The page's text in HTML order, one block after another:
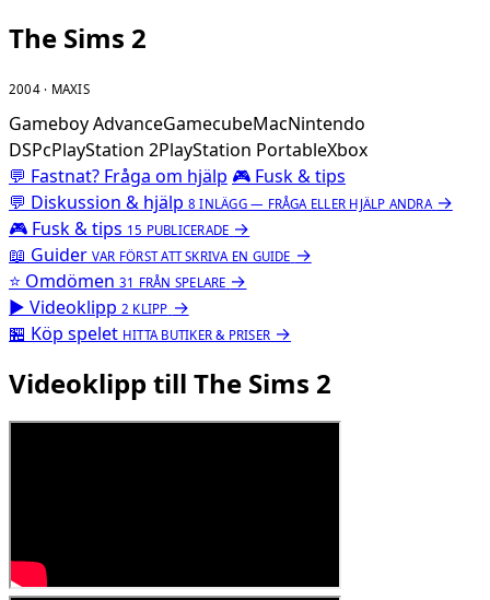
The Sims 2
2004 · MAXIS
Gameboy AdvanceGamecubeMacNintendo
DSPcPlayStation 2PlayStation PortableXbox
💬 Fastnat? Fråga om hjälp 🎮 Fusk & tips
💬 Diskussion & hjälp 8 INLÄGG — FRÅGA ELLER HJÄLP ANDRA →
🎮 Fusk & tips 15 PUBLICERADE →
📖 Guider VAR FÖRST ATT SKRIVA EN GUIDE →
⭐ Omdömen 31 FRÅN SPELARE →
▶ Videoklipp 2 KLIPP →
🏪 Köp spelet HITTA BUTIKER & PRISER →
Videoklipp till The Sims 2